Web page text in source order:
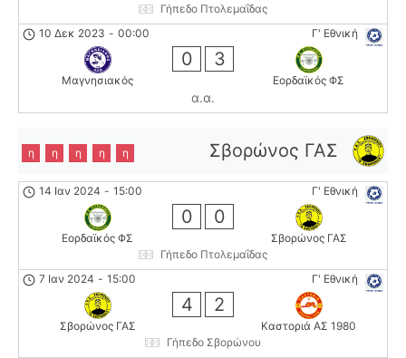
Γήπεδο Πτολεμαΐδας
Γ' Εθνική
10 Δεκ 2023 - 00:00
Μαγνησιακός
0 3
Εορδαϊκός ΦΣ
α.α.
Σβορώνος ΓΑΣ
η η η η η
Γ' Εθνική
14 Ιαν 2024 - 15:00
Εορδαϊκός ΦΣ
0 0
Σβορώνος ΓΑΣ
Γήπεδο Πτολεμαΐδας
Γ' Εθνική
7 Ιαν 2024 - 15:00
Σβορώνος ΓΑΣ
4 2
Καστοριά ΑΣ 1980
Γήπεδο Σβορώνου